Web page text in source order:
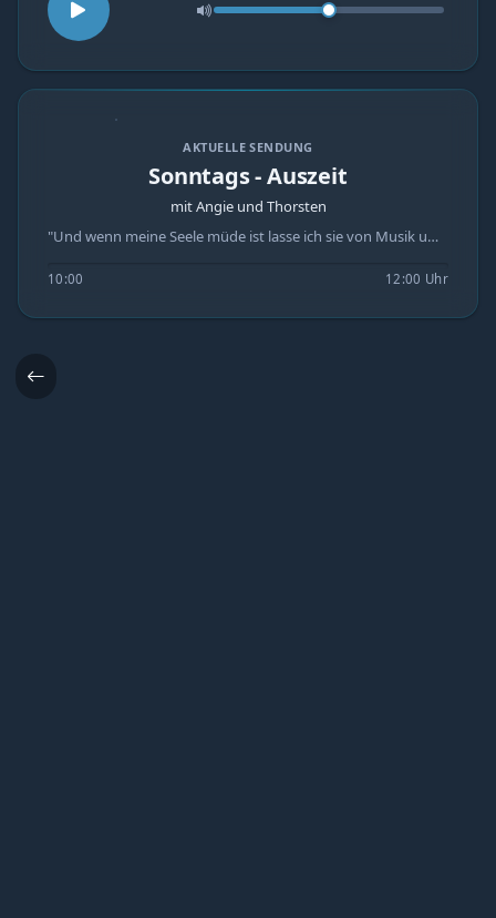
AKTUELLE SENDUNG
Sonntags - Auszeit
mit Angie und Thorsten
"Und wenn meine Seele müde ist lasse ich sie von Musik umarmen, dann geht es mir wieder besser." 2 Stunden die Sonntags - Auszeit Mail : studio@secondradio.de Hotline + Whatsapp: 0341-358 83 095
10:00 12:00 Uhr